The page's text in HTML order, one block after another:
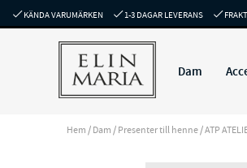
KÄNDA VARUMÄRKEN 1-3 DAGAR LEVERANS
Dam
Hem /Dam /Presenter till henne/ATP